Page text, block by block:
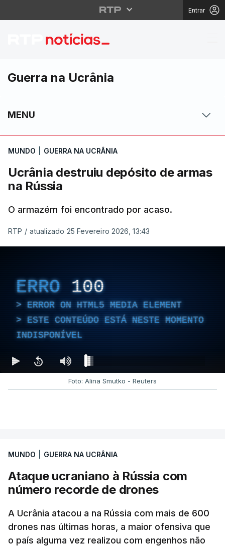
Entrar
Ucrânia destruiu
Guerra na Ucrânia
MENU
MUNDO GUERRA NA UCRÂNIA
Ucrânia destruiu depósito de armas
na Rússia
O armazém foi encontrado por acaso.
RTP / atualizado 25 Fevereiro 2026, 13:43
ERRO 100
ERROR ON HTML5 MEDIA ELEMENT
ESTE CONTEÚDO ESTÁ NESTE MOMENTO
INDISPONÍVEL
Foto: Alina Smutko - Reuters
MUNDO GUERRA NA UCRÂNIA
Ataque ucraniano à Rússia com
número recorde de drones
A Ucrânia atacou a na Rússia com mais de 600
drones nas últimas horas, a maior ofensiva que
o país alguma vez realizou com engenhos não